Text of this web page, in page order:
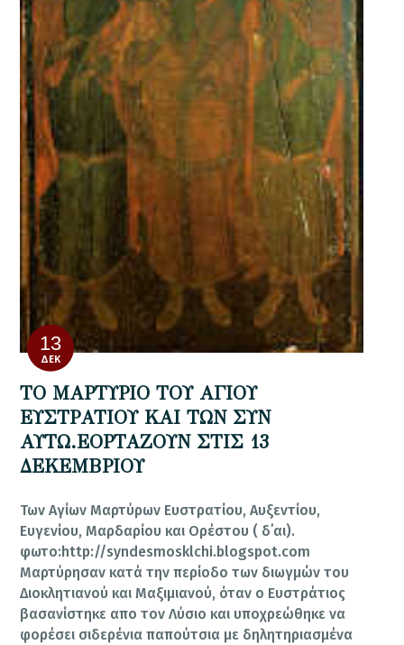
13
ΔΕΚ
ΤΟ ΜΑΡΤΥΡΙΟ ΤΟΥ ΑΓΙΟΥ
ΕΥΣΤΡΑΤΙΟΥ ΚΑΙ ΤΩΝ ΣΥΝ
ΑΥΤΩ.ΕΟΡΤΑΖΟΥΝ ΣΤΙΣ 13
ΔΕΚΕΜΒΡΙΟΥ
Των Αγίων Μαρτύρων Ευστρατίου, Αυξεντίου,
Ευγενίου, Μαρδαρίου και Ορέστου ( δ΄αι).
φωτο:http://syndesmosklchi.blogspot.com
Μαρτύρησαν κατά την περίοδο των διωγμών του
Διοκλητιανού και Μαξιμιανού, όταν ο Ευστράτιος
βασανίστηκε απο τον Λύσιο και υποχρεώθηκε να
φορέσει σιδερένια παπούτσια με δηλητηριασμένα